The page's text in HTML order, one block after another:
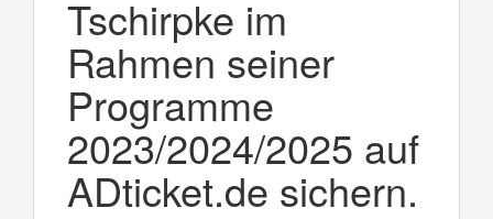
Tschirpke im
Rahmen seiner
Programme
2023/2024/2025 auf
ADticket.de sichern.